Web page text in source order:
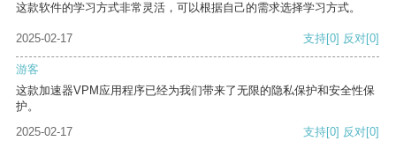
这款软件的学习方式非常灵活，可以根据自己的需求选择学习方式。
2025-02-17 支持[0] 反对[0]
游客
这款加速器VPM应用程序已经为我们带来了无限的隐私保护和安全性保
护。
2025-02-17
支持[0] 反对[0]